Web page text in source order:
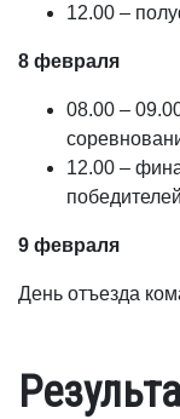
12.00 –
8 февраля
08.00 –
12.00 –
9 февраля
День отъезда